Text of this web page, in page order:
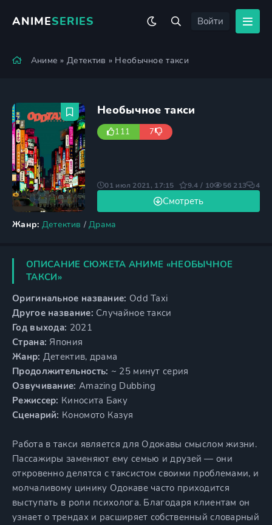
ANIMESERIES Войти
Аниме »Детектив » Необычное такси
Необычное такси
111 7
Жанр: Детектив /Драма
Смотреть
01 июл 2021, 17:15 9.4 / 10 56 213 4
ОПИСАНИЕ СЮЖЕТА АНИМЕ «НЕОБЫЧНОЕ
ТАКСИ»
Оригинальное название: Odd Taxi
Другое название: Случайное такси
Год выхода: 2021
Страна: Япония
Жанр: Детектив, драма
Продолжительность: ~ 25 минут серия
Озвучивание: Amazing Dubbing
Режиссер: Киносита Баку
Сценарий: Кономото Казуя
Работа в такси является для Одокавы смыслом жизни.
Пассажиры заменяют ему семью и друзей — они
откровенно делятся с таксистом своими проблемами, и
молчаливому цинику Одокаве часто приходится
выступать в роли психолога. Благодаря клиентам он
узнает о трендах и расширяет собственный словарный